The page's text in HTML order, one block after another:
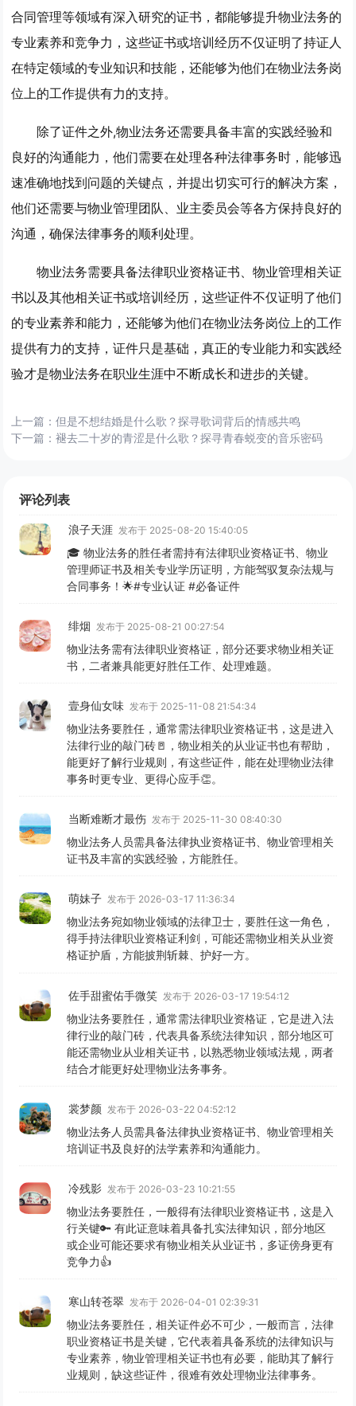
合同管理等领域有深入研究的证书，都能够提升物业法务的
专业素养和竞争力，这些证书或培训经历不仅证明了持证人
在特定领域的专业知识和技能，还能够为他们在物业法务岗
位上的工作提供有力的支持。
除了证件之外,物业法务还需要具备丰富的实践经验和
良好的沟通能力，他们需要在处理各种法律事务时，能够迅
速准确地找到问题的关键点，并提出切实可行的解决方案，
他们还需要与物业管理团队、业主委员会等各方保持良好的
沟通，确保法律事务的顺利处理。
物业法务需要具备法律职业资格证书、物业管理相关证
书以及其他相关证书或培训经历，这些证件不仅证明了他们
的专业素养和能力，还能够为他们在物业法务岗位上的工作
提供有力的支持，证件只是基础，真正的专业能力和实践经
验才是物业法务在职业生涯中不断成长和进步的关键。
上一篇：但是不想结婚是什么歌？探寻歌词背后的情感共鸣
下一篇：褪去二十岁的青涩是什么歌？探寻青春蜕变的音乐密码
评论列表
浪子天涯 发布于 2025-08-20 15:40:05
🎓 物业法务的胜任者需持有法律职业资格证书、物业
管理师证书及相关专业学历证明，方能驾驭复杂法规与
合同事务！🌟#专业认证 #必备证件
绯烟 发布于 2025-08-21 00:27:54
物业法务需有法律职业资格证，部分还要求物业相关证
书，二者兼具能更好胜任工作、处理难题。
壹身仙女味 发布于 2025-11-08 21:54:34
物业法务要胜任，通常需法律职业资格证书，这是进入
法律行业的敲门砖🚪，物业相关的从业证书也有帮助，
能更好了解行业规则，有这些证件，能在处理物业法律
事务时更专业、更得心应手👏。
当断难断才最伤 发布于 2025-11-30 08:40:30
物业法务人员需具备法律执业资格证书、物业管理相关
证书及丰富的实践经验，方能胜任。
萌妹子 发布于 2026-03-17 11:36:34
物业法务宛如物业领域的法律卫士，要胜任这一角色，
得手持法律职业资格证利剑，可能还需物业相关从业资
格证护盾，方能披荆斩棘、护好一方。
佐手甜蜜佑手微笑 发布于 2026-03-17 19:54:12
物业法务要胜任，通常需法律职业资格证，它是进入法
律行业的敲门砖，代表具备系统法律知识，部分地区可
能还需物业从业相关证书，以熟悉物业领域法规，两者
结合才能更好处理物业法务事务。
裳梦颜 发布于 2026-03-22 04:52:12
物业法务人员需具备法律执业资格证书、物业管理相关
培训证书及良好的法学素养和沟通能力。
冷残影 发布于 2026-03-23 10:21:55
物业法务要胜任，一般得有法律职业资格证书，这是入
行关键🔑 有此证意味着具备扎实法律知识，部分地区
或企业可能还要求有物业相关从业证书，多证傍身更有
竞争力👍
寒山转苍翠 发布于 2026-04-01 02:39:31
物业法务要胜任，相关证件必不可少，一般而言，法律
职业资格证书是关键，它代表着具备系统的法律知识与
专业素养，物业管理相关证书也有必要，能助其了解行
业规则，缺这些证件，很难有效处理物业法律事务。